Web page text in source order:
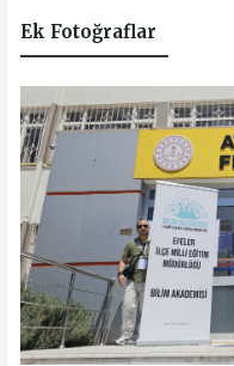
Ek Fotoğraflar